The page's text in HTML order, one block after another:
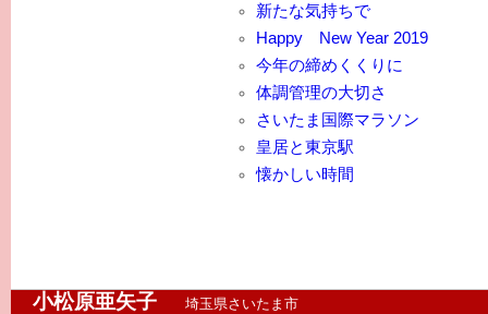
新たな気持ちで
Happy New Year 2019
今年の締めくくりに
体調管理の大切さ
さいたま国際マラソン
皇居と東京駅
懐かしい時間
小松原亜矢子 埼玉県さいたま市